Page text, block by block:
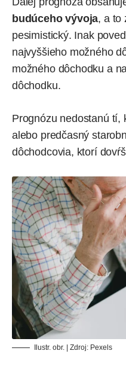
budúceho vývoja, a to
pesimistický. Inak
najvyššieho možného
možného dôchodku a
dôchodku.
Prognózu nedostanú tí,
alebo predčasný
dôchodcovia, ktorí
Ilustr. obr. | Zdroj: Pexels